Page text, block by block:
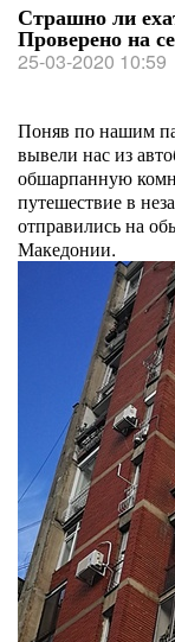
Страшно ли
Проверено на
25-03-2020 10:59
Поняв по нашим
вывели нас из
обшарпанную
путешествие в
отправились на
Македонии.